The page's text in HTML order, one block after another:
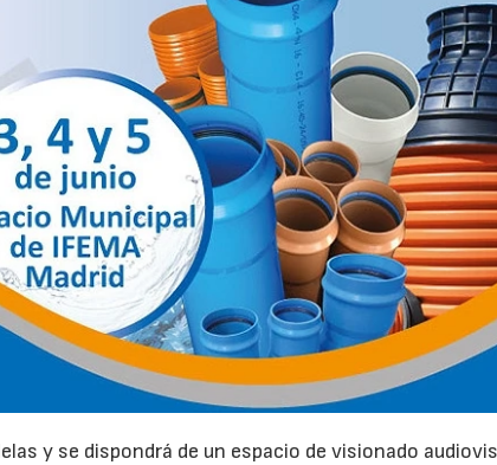
y se dispondrá de un espacio de visionado